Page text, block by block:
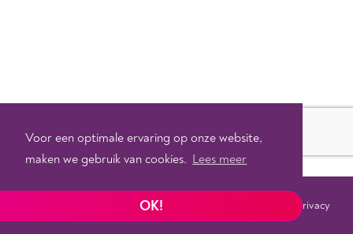
Voor een optimale ervaring op onze website,
maken we gebruik van cookies. Lees meer
OK!
Tixly Privacy